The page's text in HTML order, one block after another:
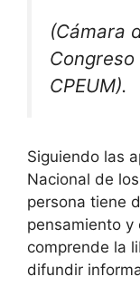
(Cámara
Congreso
CPEUM).
Siguiendo las
Nacional de
persona tiene
pensamiento y
comprende la
difundir